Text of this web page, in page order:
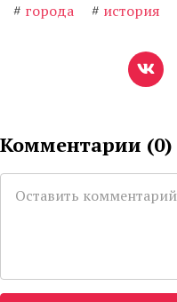
# города # история
Комментарии (0)